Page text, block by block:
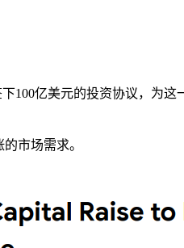
100亿美元的投资协议，为这
市场需求。